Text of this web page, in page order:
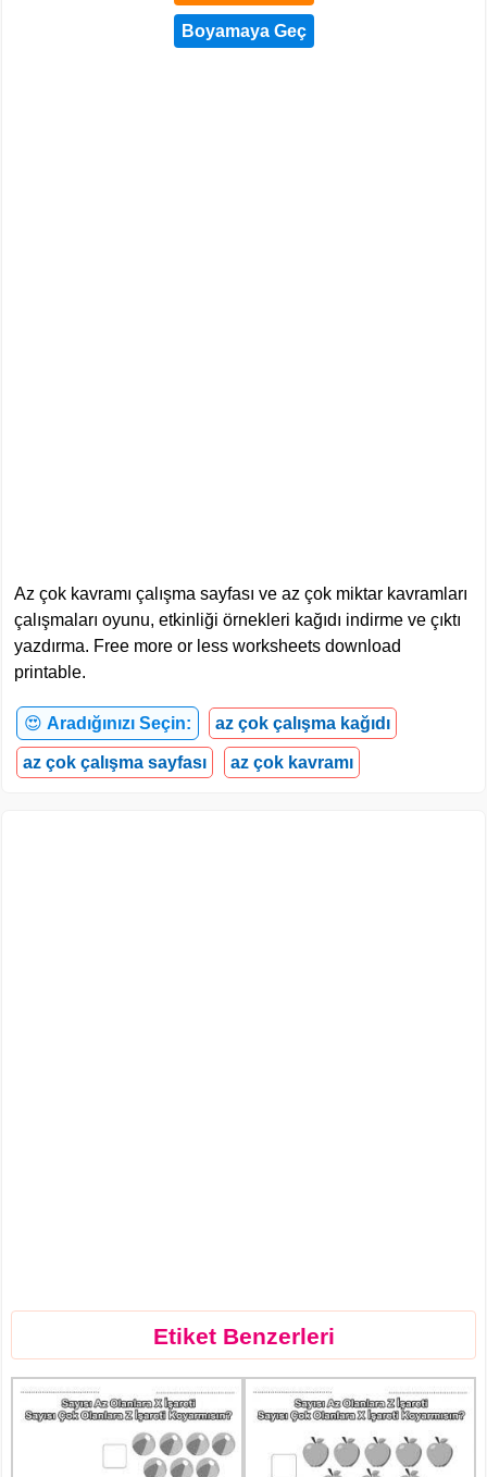
Az çok kavramı çalışma sayfası ve az çok miktar kavramları
çalışmaları oyunu, etkinliği örnekleri kağıdı indirme ve çıktı
yazdırma. Free more or less worksheets download
printable.
😍 Aradığınızı Seçin: az çok çalışma kağıdı
az çok çalışma sayfası az çok kavramı
Etiket Benzerleri